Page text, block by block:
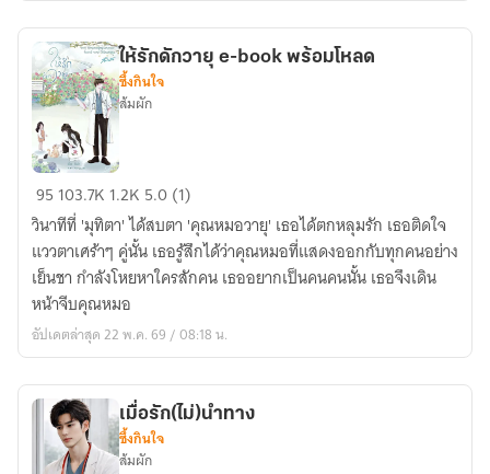
เปิด
จอง
เล่ม)
ให้
รัก
ดัก
วายุ
e-
book
พร้อม
ให้รักดักวายุ e-book พร้อมโหลด
ซึ้งกินใจ
ส้มผัก
95 103.7K 1.2K 5.0 (1)
วินาทีที่ 'มุทิตา' ได้สบตา 'คุณหมอวายุ' เธอได้ตกหลุมรัก เธอติดใจ
แววตาเศร้าๆ คู่นั้น เธอรู้สึกได้ว่าคุณหมอที่แสดงออกกับทุกคนอย่าง
เย็นชา กำลังโหยหาใครสักคน เธออยากเป็นคนคนนั้น เธอจึงเดิน
หน้าจีบคุณหมอ
อัปเดตล่าสุด 22 พ.ค. 69 / 08:18 น.
เมื่อรัก(ไม่)นำทาง
ซึ้งกินใจ
ส้มผัก